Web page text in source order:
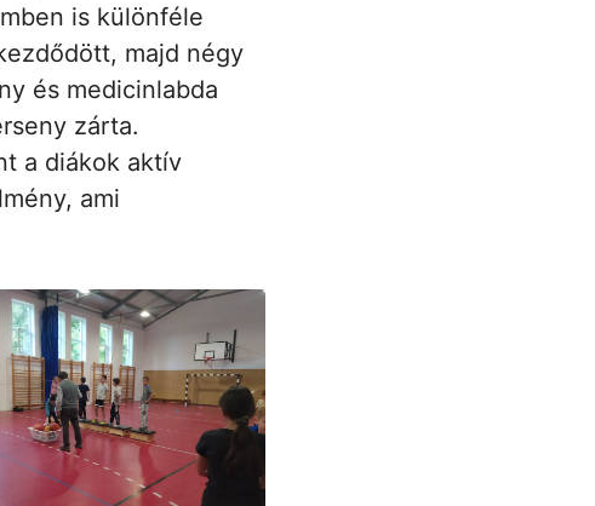
is különféle
majd négy
és medicinlabda
zárta.
a diákok aktív
ami